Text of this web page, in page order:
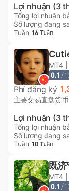
Lợi nhuận (3
Tổng lợi nhuận
Số lượng đang
Tuần 16 Tuần
MT4
0.1 /
Phí đăng ký
Lợi nhuận (3
Tổng lợi nhuận
Số lượng đang
Tuần 10 Tuần
既
MT4
0.1 /